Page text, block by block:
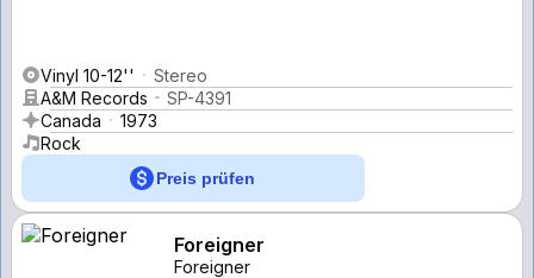
Vinyl 10-12''
Stereo
A&M Records
SP-4391
Canada
1973
Rock
Preis prüfen
Foreigner
Foreigner